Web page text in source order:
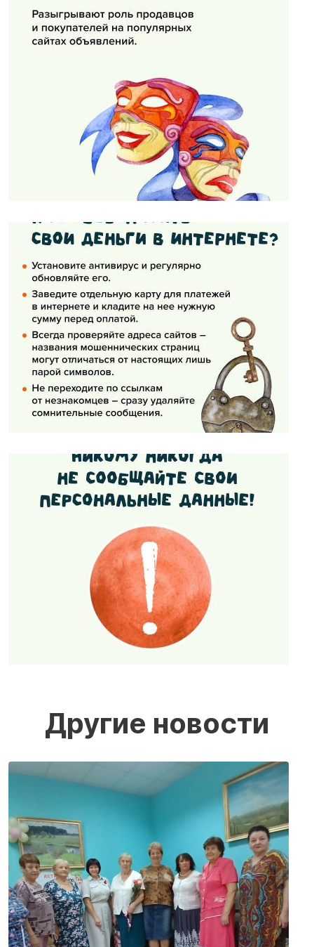
Другие новости